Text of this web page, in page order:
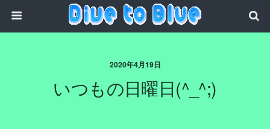
2020年4月19日
いつもの日曜日(^_^;)